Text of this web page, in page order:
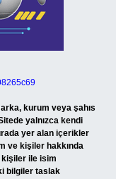
kurum veya şahıs
yalnızca kendi
yer alan içerikler
ve kişiler hakkında
kişiler ile isim
bilgiler taslak